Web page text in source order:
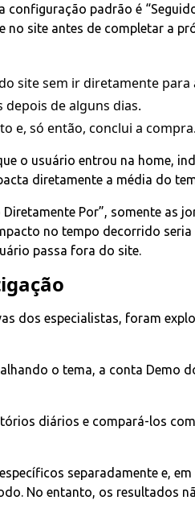
configuração padrão é
no site antes de completar a
site sem ir diretamente
de alguns dias.
e, só então, conclui a compra.
o usuário entrou na home,
diretamente a média do
Por”, somente as
no tempo decorrido
passa fora do site.
dos especialistas, foram
o tema, a conta Demo
diários e compará-los
separadamente e,
No entanto, os resultados